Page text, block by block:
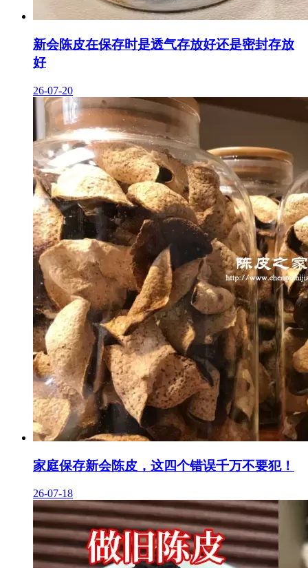
新会陈皮在保存时是透气存放好还是密封存放
好
26-07-20
家庭保存新会陈皮，这四个错误千万不要犯！
26-07-18